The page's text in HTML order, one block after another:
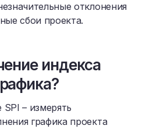
отклонения
сбои проекта.
индекса
– измерять
графика проекта